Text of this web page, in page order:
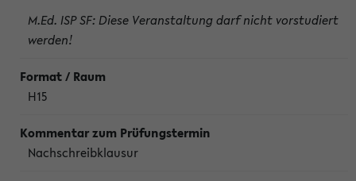
M.Ed. ISP SF: Diese Veranstaltung darf nicht vorstudiert
werden!
H15
Nachschreibklausur